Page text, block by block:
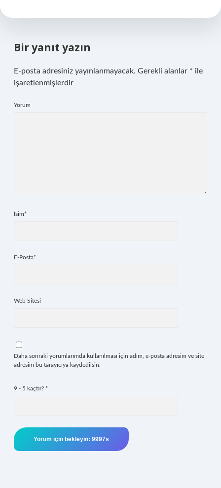
Bir yanıt yazın
E-posta adresiniz yayınlanmayacak. Gerekli alanlar * ile
işaretlenmişlerdir
Yorum
İsim*
E-Posta*
Web Sitesi
Daha sonraki yorumlarımda kullanılması için adım, e-posta adresim ve site
adresim bu tarayıcıya kaydedilsin.
9 - 5 kaçtır? *